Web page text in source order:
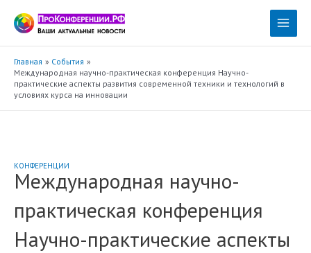
содержимому
Main
Главная
События
Международная научно-практическая конференция Научно-
практические аспекты развития современной техники и технологий в
условиях курса на инновации
КОНФЕРЕНЦИИ
Международная научно-
практическая конференция
Научно-практические аспекты